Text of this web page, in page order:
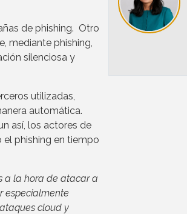
de phishing. Otro
mediante phishing,
silenciosa y
utilizadas,
automática.
así, los actores de
phishing en tiempo
a la hora de atacar a
especialmente
cloud y